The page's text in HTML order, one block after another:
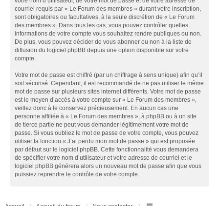
courriel requis par « Le Forum des membres » durant votre inscription,
sont obligatoires ou facultatives, à la seule discrétion de « Le Forum
des membres ». Dans tous les cas, vous pouvez contrôler quelles
informations de votre compte vous souhaitez rendre publiques ou non.
De plus, vous pouvez décider de vous abonner ou non à la liste de
diffusion du logiciel phpBB depuis une option disponible sur votre
compte.
Votre mot de passe est chiffré (par un chiffrage à sens unique) afin qu’il
soit sécurisé. Cependant, il est recommandé de ne pas utiliser le même
mot de passe sur plusieurs sites internet différents. Votre mot de passe
est le moyen d’accès à votre compte sur « Le Forum des membres »,
veillez donc à le conservez précieusement. En aucun cas une
personne affiliée à « Le Forum des membres », à phpBB ou à un site
de tierce partie ne peut vous demander légitimement votre mot de
passe. Si vous oubliez le mot de passe de votre compte, vous pouvez
utiliser la fonction « J’ai perdu mon mot de passe » qui est proposée
par défaut sur le logiciel phpBB. Cette fonctionnalité vous demandera
de spécifier votre nom d’utilisateur et votre adresse de courriel et le
logiciel phpBB générera alors un nouveau mot de passe afin que vous
puissiez reprendre le contrôle de votre compte.